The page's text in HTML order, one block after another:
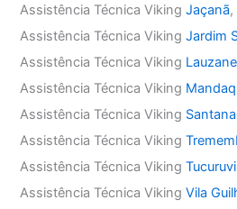
Assistência Técnica VikingJaçanã,
Assistência Técnica VikingJardim
Assistência Técnica Viking
Assistência Técnica Viking
Assistência Técnica Viking Santana
Assistência Técnica Viking
Assistência Técnica VikingTucuruvi
Assistência Técnica VikingVila